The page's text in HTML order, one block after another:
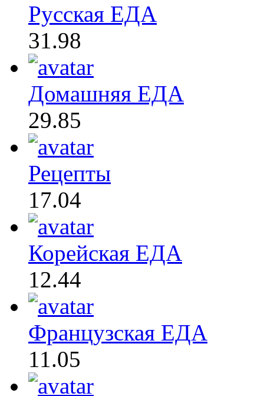
Русская ЕДА
31.98
Домашняя ЕДА
29.85
Рецепты
17.04
Корейская ЕДА
12.44
Французская ЕДА
11.05